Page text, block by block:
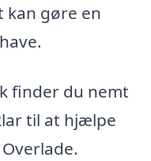
kan gøre en
finder du nemt
til at hjælpe